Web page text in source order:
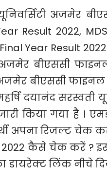
अजमेर
Result 2022,
Year Result
अजमेर बीएससी
बीएससी फाइनल
दयानंद
किया गया है ।
अपना रिजल्ट
कैसे चेक करें ? इसके
लिंक नीचे